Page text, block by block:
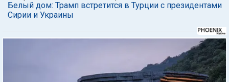
Белый дом: Трамп встретится в Турции с президентами
Сирии и Украины